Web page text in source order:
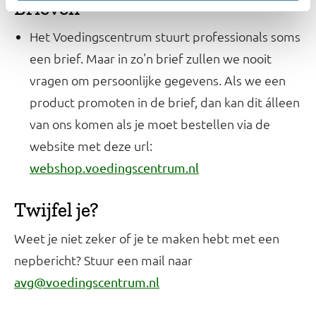
Brieven
Het Voedingscentrum stuurt professionals soms
een brief. Maar in zo'n brief zullen we nooit
vragen om persoonlijke gegevens. Als we een
product promoten in de brief, dan kan dit álleen
van ons komen als je moet bestellen via de
website met deze url:
webshop.voedingscentrum.nl
Twijfel je?
Weet je niet zeker of je te maken hebt met een
nepbericht? Stuur een mail naar
avg@voedingscentrum.nl